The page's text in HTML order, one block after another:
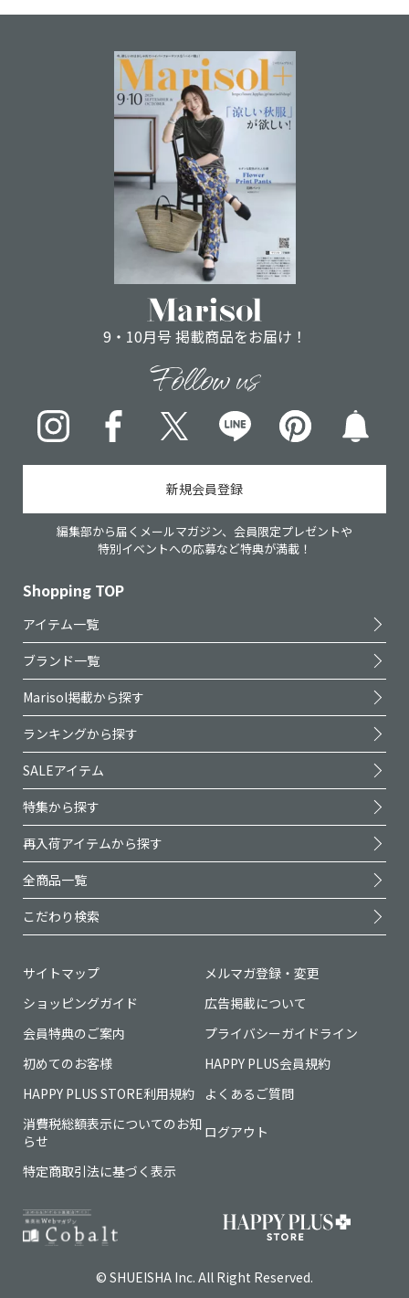
9・10月号 掲載商品をお届け！
Follow us
InstagramFacebookX LINE pinterest
新規会員登録
編集部から届くメールマガジン、会員限定プレゼントや
特別イベントへの応募など特典が満載！
Shopping TOP
アイテム一覧
ブランド一覧
Marisol掲載から探す
ランキングから探す
SALEアイテム
特集から探す
再入荷アイテムから探す
全商品一覧
こだわり検索
サイトマップ
メルマガ登録・変更
ショッピングガイド
広告掲載について
会員特典のご案内
プライバシーガイドライン
初めてのお客様
HAPPY PLUS会員規約
HAPPY PLUS STORE利用規約
よくあるご質問
消費税総額表示についてのお知
らせ
ログアウト
特定商取引法に基づく表示
© SHUEISHA Inc. All Right Reserved.